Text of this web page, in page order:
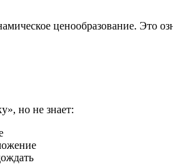
ценообразование. Это
но не знает: